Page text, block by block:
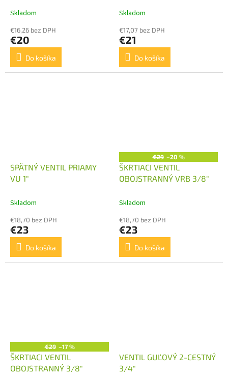
Skladom
€16,26 bez DPH
€20
Do košíka
Skladom
€17,07 bez DPH
€21
Do košíka
SPÄTNÝ VENTIL PRIAMY
VU 1"
Skladom
€18,70 bez DPH
€23
Do košíka
€29 –20 %
ŠKRTIACI VENTIL
OBOJSTRANNÝ VRB 3/8"
Skladom
€18,70 bez DPH
€23
Do košíka
€29 –17 %
ŠKRTIACI VENTIL
OBOJSTRANNÝ 3/8"
VENTIL GUĽOVÝ 2-CESTNÝ
3/4"